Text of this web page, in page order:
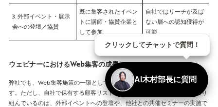
クリックしてチャットで質問！
AI木村部長に質問
3. 外部イベント・展示
会への登壇／協賛
既に集客されたイベン
トに講師・協賛企業と
して参加
自社ではリーチが及ば
ない層への認知獲得が
可能
ウェビナーにおけるWeb集客の成果
弊社でも、Web集客施策の一環としてウェビナーを積極的に実施していま
す。ただし、自社で保有する顧客リストが決して多くはないため、主に取り
組んでいるのは、外部イベントへの登壇や、他社との共催セミナーの実施で